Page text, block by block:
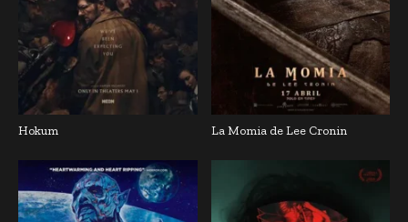
Hokum La Momia de Lee Cronin